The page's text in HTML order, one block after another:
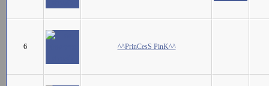
6 ^^PrinCesS PinK^^